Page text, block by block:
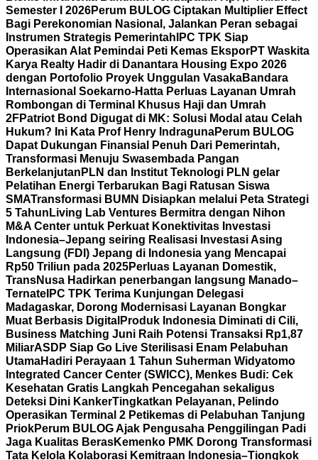
Semester I 2026Perum BULOG Ciptakan Multiplier Effect
Bagi Perekonomian Nasional, Jalankan Peran sebagai
Instrumen Strategis Pemerintah IPC TPK Siap
Operasikan Alat Pemindai Peti Kemas EksporPT Waskita
Karya Realty Hadir di Danantara Housing Expo 2026
dengan Portofolio Proyek Unggulan VasakaBandara
Internasional Soekarno-Hatta Perluas Layanan Umrah
Rombongan di Terminal Khusus Haji dan Umrah
2FPatriot Bond Digugat di MK: Solusi Modal atau Celah
Hukum? Ini Kata Prof Henry IndragunaPerum BULOG
Dapat Dukungan Finansial Penuh Dari Pemerintah,
Transformasi Menuju Swasembada Pangan
Berkelanjutan PLN dan Institut Teknologi PLN gelar
Pelatihan Energi Terbarukan Bagi Ratusan Siswa
SMATransformasi BUMN Disiapkan melalui Peta Strategi
5 Tahun Living Lab Ventures Bermitra dengan Nihon
M&A Center untuk Perkuat Konektivitas Investasi
Indonesia–Jepang seiring Realisasi Investasi Asing
Langsung (FDI) Jepang di Indonesia yang Mencapai
Rp50 Triliun pada 2025Perluas Layanan Domestik,
TransNusa Hadirkan penerbangan langsung Manado–
Ternate IPC TPK Terima Kunjungan Delegasi
Madagaskar, Dorong Modernisasi Layanan Bongkar
Muat Berbasis Digital Produk Indonesia Diminati di Cili,
Business Matching Juni Raih Potensi Transaksi Rp1,87
MiliarASDP Siap Go Live Sterilisasi Enam Pelabuhan
UtamaHadiri Perayaan 1 Tahun Suherman Widyatomo
Integrated Cancer Center (SWICC), Menkes Budi: Cek
Kesehatan Gratis Langkah Pencegahan sekaligus
Deteksi Dini KankerTingkatkan Pelayanan, Pelindo
Operasikan Terminal 2 Petikemas di Pelabuhan Tanjung
PriokPerum BULOG Ajak Pengusaha Penggilingan Padi
Jaga Kualitas BerasKemenko PMK Dorong Transformasi
Tata Kelola Kolaborasi Kemitraan Indonesia–Tiongkok